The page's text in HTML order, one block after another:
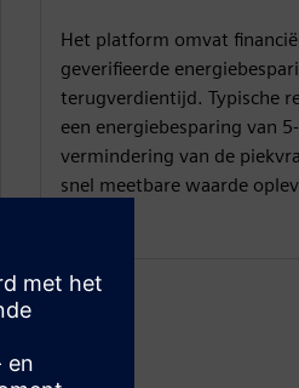
Het platform omvat
geverifieerde
terugverdientijd. Typische
een energiebesparing van
vermindering van de
snel meetbare waarde